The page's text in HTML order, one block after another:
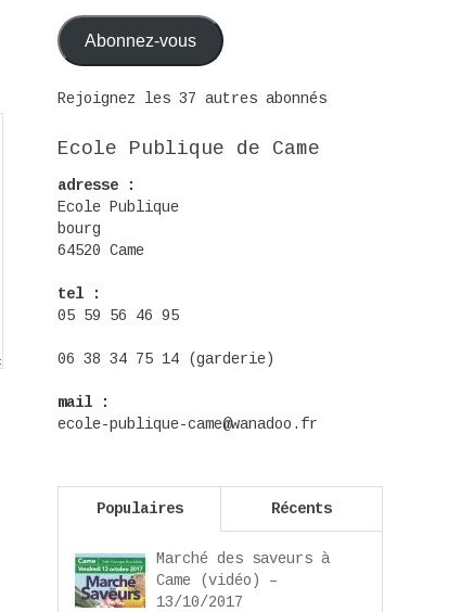
mail
Abonnez-vous
Rejoignez les 37 autres abonnés
Ecole Publique de Came
adresse :
Ecole Publique
bourg
64520 Came
tel :
05 59 56 46 95
06 38 34 75 14 (garderie)
mail :
ecole-publique-came@wanadoo.fr
Populaires Récents
Marché des saveurs à
Came (vidéo) –
13/10/2017